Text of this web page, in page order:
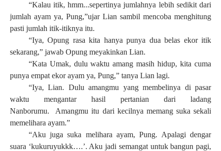
“Kalau itik, hmm...sepertinya jumlahnya lebih sedikit dari
jumlah ayam ya, Pung,”ujar Lian sambil mencoba menghitung
pasti jumlah itik-itiknya itu.
“Iya, Opung rasa kita hanya punya dua belas ekor itik
sekarang,” jawab Opung meyakinkan Lian.
“Kata Umak, dulu waktu amang masih hidup, kita cuma
punya empat ekor ayam ya, Pung,” tanya Lian lagi.
“Iya, Lian. Dulu amangmu yang membelinya di pasar
waktu mengantar hasil pertanian dari ladang
Nanborumu. Amangmu itu dari kecilnya memang suka sekali
memelihara ayam.”
“Aku juga suka melihara ayam, Pung. Apalagi dengar
suara ‘kukuruyukkk….’. Aku jadi semangat untuk bangun pagi,